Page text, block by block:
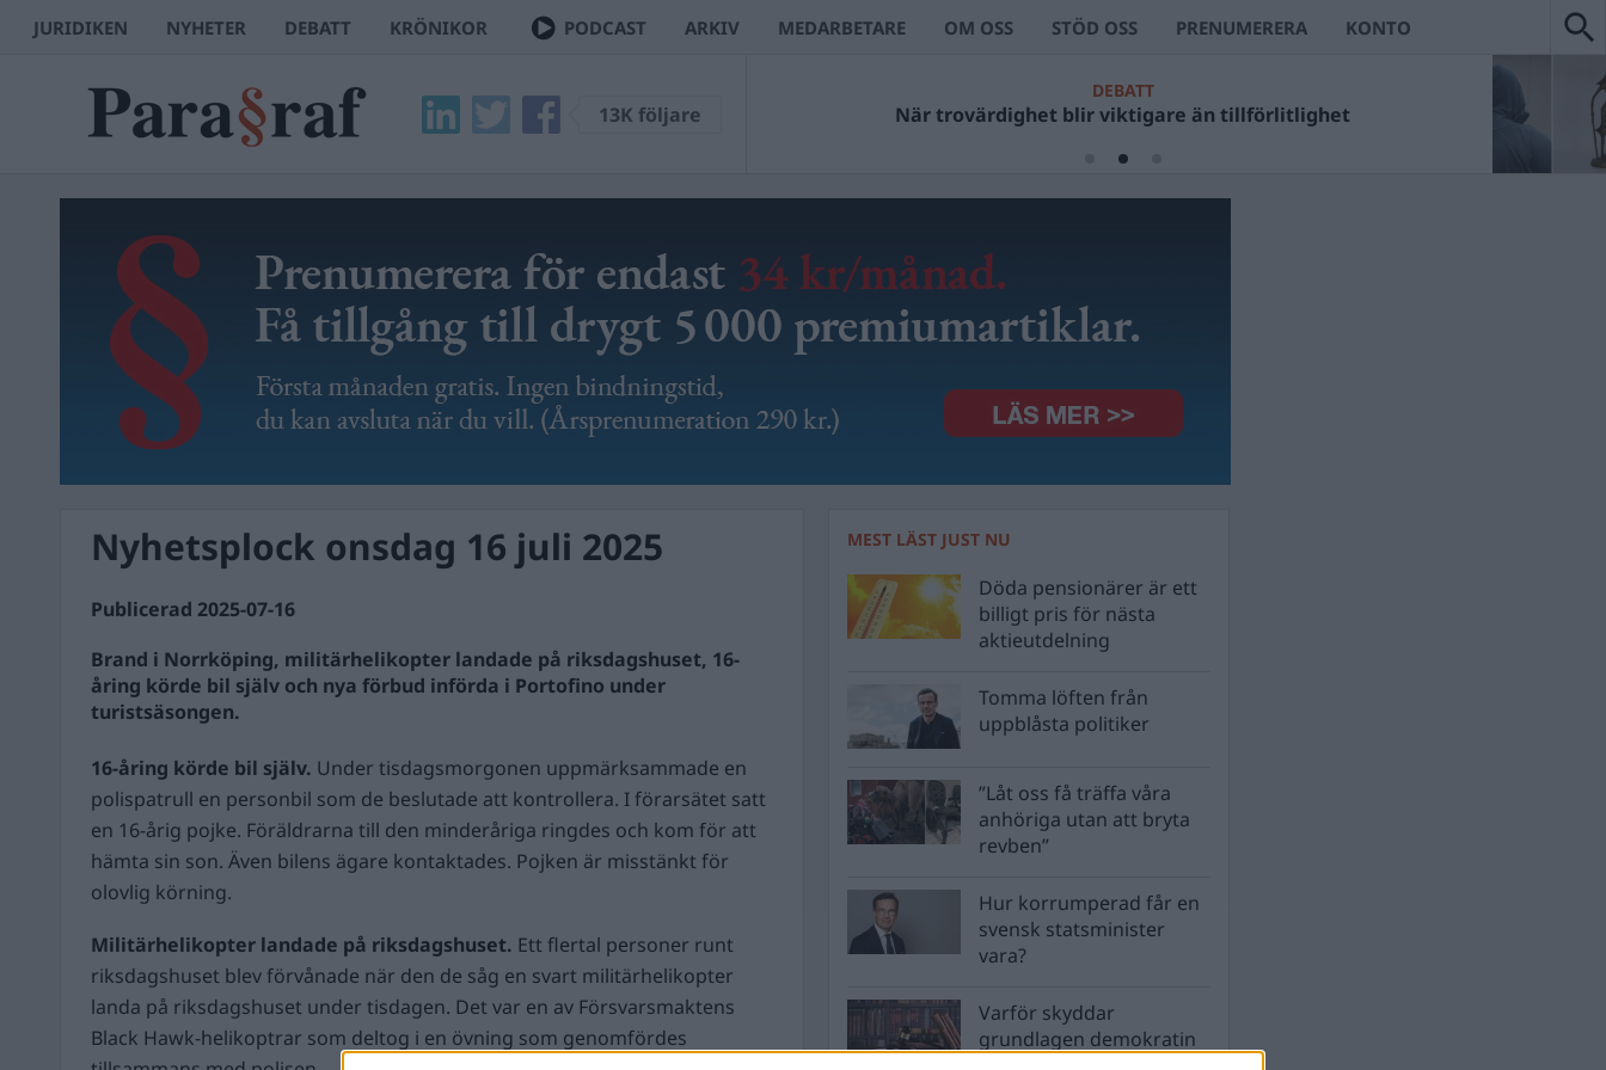
JURIDIKEN NYHETER DEBATT KRÖNIKOR PODCAST ARKIV MEDARBETARE OM OSS STÖD OSS PRENUMERERA KONTO
13K följare
DEBATT
När trovärdighet blir viktigare än tillförlitlighet
Nyhetsplock onsdag 16 juli 2025
Publicerad 2025-07-16
Brand i Norrköping, militärhelikopter landade på riksdagshuset, 16-
åring körde bil själv och nya förbud införda i Portofino under
turistsäsongen.
16-åring körde bil själv. Under tisdagsmorgonen uppmärksammade en
polispatrull en personbil som de beslutade att kontrollera. I förarsätet satt
en 16-årig pojke. Föräldrarna till den minderåriga ringdes och kom för att
hämta sin son. Även bilens ägare kontaktades. Pojken är misstänkt för
olovlig körning.
Militärhelikopter landade på riksdagshuset. Ett flertal personer runt
riksdagshuset blev förvånade när den de såg en svart militärhelikopter
landa på riksdagshuset under tisdagen. Det var en av Försvarsmaktens
Black Hawk-helikoptrar som deltog i en övning som genomfördes
MEST LÄST JUST NU
Döda pensionärer är ett
billigt pris för nästa
aktieutdelning
Tomma löften från
uppblåsta politiker
”Låt oss få träffa våra
anhöriga utan att bryta
revben”
Hur korrumperad får en
svensk statsminister
vara?
Varför skyddar
grundlagen demokratin